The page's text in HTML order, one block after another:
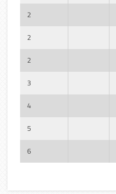
2
2
2
3
4
5
6